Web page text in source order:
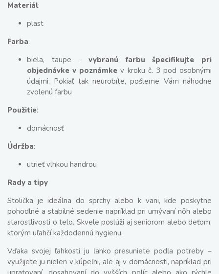
Materiál:
plast
Farba:
biela, taupe - vybranú farbu špecifikujte pri
objednávke v poznámke v kroku č. 3 pod osobnými
údajmi. Pokiaľ tak neurobíte, pošleme Vám náhodne
zvolenú farbu
Použitie:
domácnosť
Údržba:
utrieť vlhkou handrou
Rady a tipy
Stolička je ideálna do sprchy alebo k vani, kde poskytne
pohodlné a stabilné sedenie napríklad pri umývaní nôh alebo
starostlivosti o telo. Skvele poslúži aj seniorom alebo deťom,
ktorým uľahčí každodennú hygienu.
Vďaka svojej ľahkosti ju ľahko presuniete podľa potreby –
využijete ju nielen v kúpeľni, ale aj v domácnosti, napríklad pri